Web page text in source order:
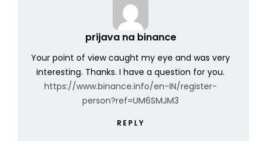
prijava na binance
Your point of view caught my eye and was very
interesting. Thanks. I have a question for you.
https://www.binance.info/en-IN/register-
person?ref=UM6SMJM3
REPLY